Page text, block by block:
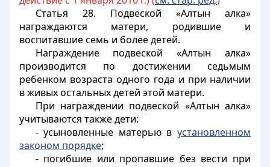
Статья 28. Подвеской «Алтын алка»
награждаются матери, родившие и
воспитавшие семь и более детей.
Награждение подвеской «Алтын алка»
производится по достижении седьмым
ребенком возраста одного года и при наличии
в живых остальных детей этой матери.
При награждении подвеской «Алтын алка»
учитываются также дети:
- усыновленные матерью в установленном
законом порядке;
- погибшие или пропавшие без вести при